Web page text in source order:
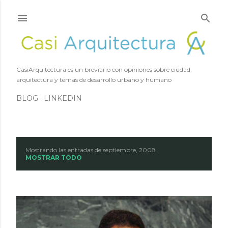
CasiArquitectura es un breviario con opiniones sobre ciudad,
arquitectura y temas de desarrollo urbano y humano
BLOG LINKEDIN
t
r
Mostrando las entradas de septiembre, 2008
MOSTRAR TODO